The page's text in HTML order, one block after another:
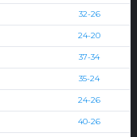
32-26
24-20
37-34
35-24
24-26
40-26